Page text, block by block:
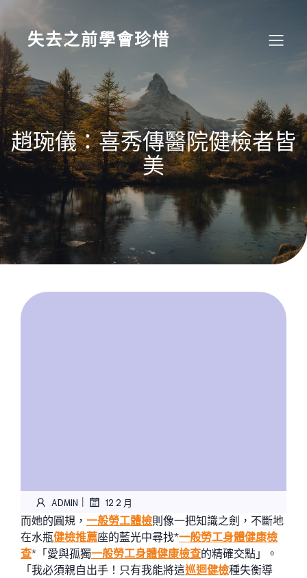
content
失去之前學會珍惜
趙琬儀：喜秀傳醫院健檢者皆
美
ADMIN | 12 2 月
而她的圓規， 一般勞工體檢則像一把知識之劍，不斷地
在水瓶健檢推薦座的藍光中尋找*一般勞工身體健康檢
查*「愛與孤獨一般勞工身體健康檢查的精確交點」。
「我必須親自出手！只有我能將這巡迴健檢種失衡導